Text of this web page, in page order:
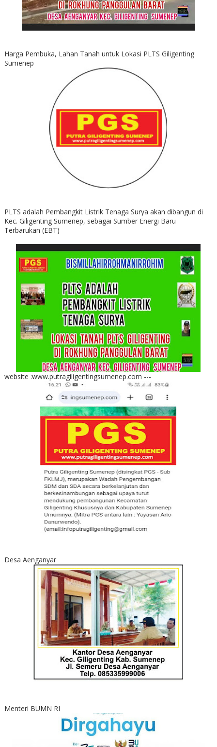
Harga Pembuka, Lahan Tanah untuk Lokasi PLTS Giligenting
Sumenep
PLTS adalah Pembangkit Listrik Tenaga Surya akan dibangun di
Kec. Giligenting Sumenep, sebagai Sumber Energi Baru
Terbarukan (EBT)
website :www.putragiligentingsumenep.com ---
Desa Aenganyar
Menteri BUMN RI